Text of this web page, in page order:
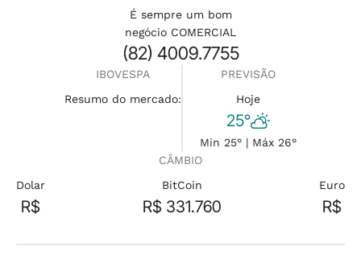
É sempre um bom
negócio COMERCIAL
(82) 4009.7755
IBOVESPA
Resumo do mercado:
PREVISÃO
Hoje
25°
Min 25° | Máx 26°
CÂMBIO
Dolar
R$
BitCoin
R$ 331.760
Euro
R$